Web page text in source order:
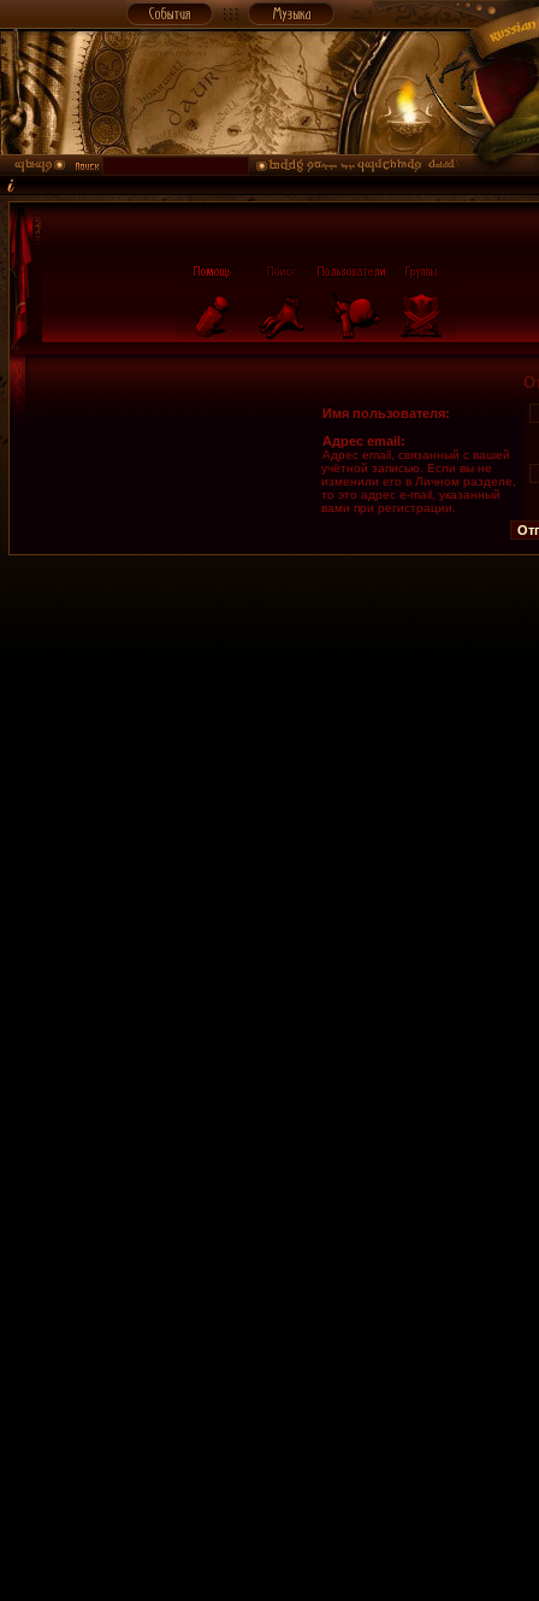
Имя пользователя:
Адрес email:
Адрес email, связанный с вашей
учётной записью. Если вы не
изменили его в Личном разделе,
то это адрес e-mail, указанный
вами при регистрации.